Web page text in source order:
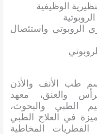
الوظيفية
الروبوتي واستئصال
طب الأنف والأذن
والعنق، معهد
الطبي والبحوث،
في العلاج الطبي
المخاطية